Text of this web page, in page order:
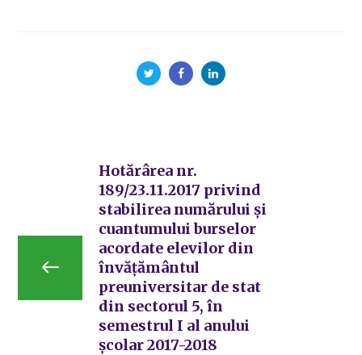
Hotărârea nr.
189/23.11.2017 privind
stabilirea numărului și
cuantumului burselor
acordate elevilor din
învățământul
preuniversitar de stat
din sectorul 5, în
semestrul I al anului
școlar 2017-2018